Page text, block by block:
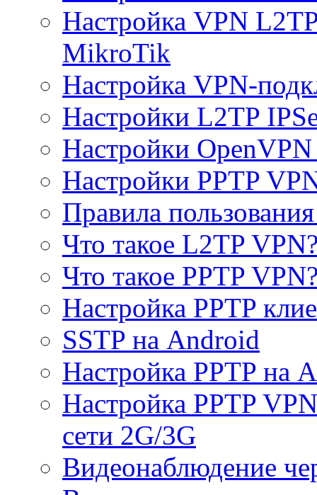
Настройка VPN
MikroTik
Настройка VPN-
Настройки L2TP
Настройки
Настройки PPTP
Правила
Что такое L2TP
Что такое PPTP
Настройка PPTP
SSTP на Android
Настройка PPTP на
Настройка PPTP
сети 2G/3G
Видеонаблюдение